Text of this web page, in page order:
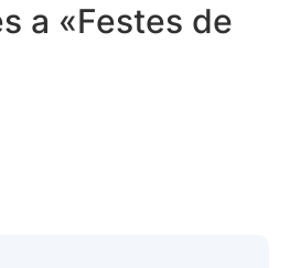
a «Festes de